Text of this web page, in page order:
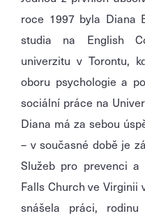
roce 1997 byla Diana
studia na English
univerzitu v Torontu,
oboru psychologie a
sociální práce na
Diana má za sebou
– v současné době je
Služeb pro prevenci a
Falls Church ve Virginii
snášela práci,